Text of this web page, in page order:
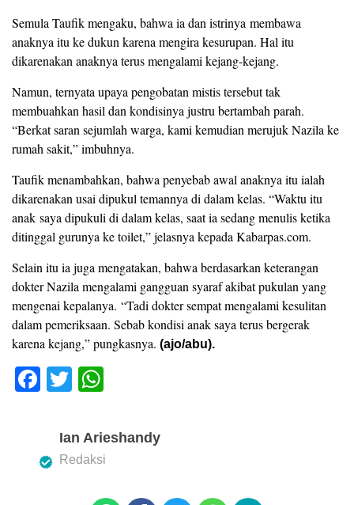
‎Semula Taufik mengaku, bahwa‎ ia dan istrinya membawa
anaknya itu ke dukun karena mengira kesurupan. Hal itu
dikarenakan anaknya terus mengalami kejang-kejang.
Namun, ternyata upaya pengobatan mistis tersebut tak
membuahkan hasil dan kondisinya justru bertambah parah.
“Berkat saran sejumlah warga, kami kemudian merujuk Nazila ke
rumah sakit,” imbuhnya.
Taufik menambahkan, bahwa penyebab awal anaknya itu ialah
dikarenakan usai dipukul temannya di dalam kelas. “Waktu itu
anak saya dipukuli di dalam kelas, saat ia sedang menulis ketika
ditinggal gurunya ke toilet,” jelasnya kepada Kabarpas.com.
Selain itu ia juga mengatakan, bahwa berdasarkan keterangan
dokter Nazila mengalami gangguan syaraf akibat pukulan yang
mengenai kepalanya. “Tadi dokter sempat mengalami kesulitan
dalam pemeriksaan. Sebab kondisi anak saya terus bergerak
karena kejang,” pungkasnya. (ajo/abu).
F
e
T
tt
er
at
s
Ian Arieshandy
Redaksi